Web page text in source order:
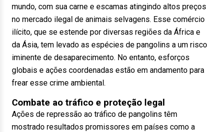
mundo, com sua carne e escamas atingindo altos preços
no mercado ilegal de animais selvagens. Esse comércio
ilícito, que se estende por diversas regiões da África e
da Ásia, tem levado as espécies de pangolins a um risco
iminente de desaparecimento. No entanto, esforços
globais e ações coordenadas estão em andamento para
frear esse crime ambiental.
Combate ao tráfico e proteção legal
Ações de repressão ao tráfico de pangolins têm
mostrado resultados promissores em países como a